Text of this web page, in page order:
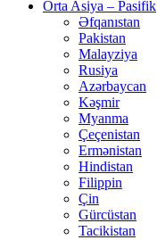
Orta Asiya – Pasifik
Əfqanıstan
Pakistan
Malayziya
Rusiya
Azərbaycan
Kəşmir
Myanma
Çeçenistan
Ermənistan
Hindistan
Filippin
Çin
Gürcüstan
Tacikistan